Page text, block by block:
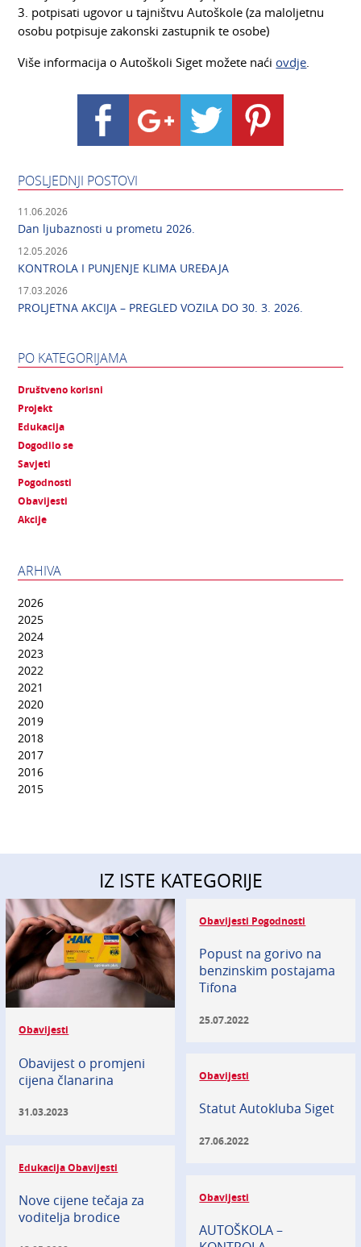
3. potpisati ugovor u tajništvu Autoškole (za maloljetnu
osobu potpisuje zakonski zastupnik te osobe)
Više informacija o Autoškoli Siget možete naćiovdje
POSLJEDNJI POSTOVI
11.06.2026
Dan ljubaznosti u prometu 2026.
12.05.2026
KONTROLA I PUNJENJE KLIMA UREĐAJA
17.03.2026
PROLJETNA AKCIJA – PREGLED VOZILA DO 30. 3. 2026.
PO KATEGORIJAMA
Društveno korisni
Projekt
Edukacija
Dogodilo se
Savjeti
Pogodnosti
Obavijesti
Akcije
ARHIVA
2026
2025
2024
2023
2022
2021
2020
2019
2018
2017
2016
2015
IZ ISTE KATEGORIJE
Obavijesti
Obavijest o promjeni
cijena članarina
31.03.2023
Obavijesti Pogodnosti
Popust na gorivo na
benzinskim postajama
Tifona
25.07.2022
Obavijesti
Statut Autokluba Siget
27.06.2022
Edukacija Obavijesti
Nove cijene tečaja za
voditelja brodice
Obavijesti
AUTOŠKOLA –